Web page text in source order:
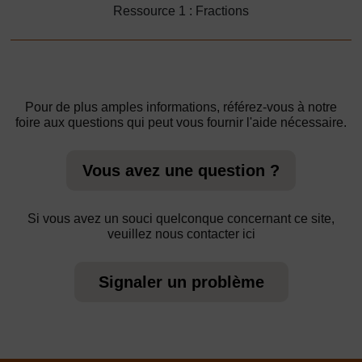
Ressource 1 : Fractions
Pour de plus amples informations, référez-vous à notre
foire aux questions qui peut vous fournir l'aide nécessaire.
Vous avez une question ?
Si vous avez un souci quelconque concernant ce site,
veuillez nous contacter ici
Signaler un problème